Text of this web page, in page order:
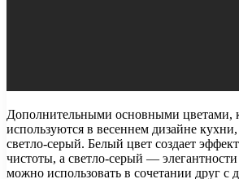
Дополнительными основными цветами,
используются в весеннем дизайне
светло-серый. Белый цвет создает
чистоты, а светло-серый —
можно использовать в сочетании друг с